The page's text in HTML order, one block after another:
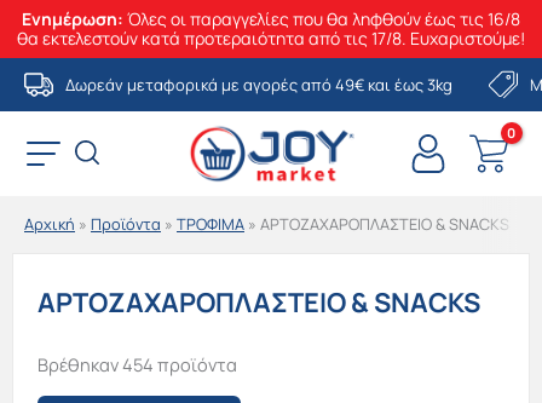
Ενημέρωση: Όλες οι παραγγελίες που θα ληφθούν έως τις 16/8
θα εκτελεστούν κατά προτεραιότητα από τις 17/8. Ευχαριστούμε!
Μετάβαση
στο
περιεχόμενο
Δωρεάν μεταφορικά με αγορές από 49€ και έως 3kg
Αρχική » Προϊόντα » ΤΡΟΦΙΜΑ » ΑΡΤΟΖΑΧΑΡΟΠΛΑΣΤΕΙΟ & SNACKS
ΑΡΤΟΖΑΧΑΡΟΠΛΑΣΤΕΙΟ & SNACKS
Βρέθηκαν 454 προϊόντα